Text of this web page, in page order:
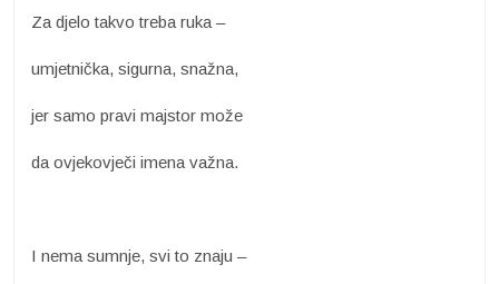
Za djelo takvo treba ruka –
umjetnička, sigurna, snažna,
jer samo pravi majstor može
da ovjekovječi imena važna.
I nema sumnje, svi to znaju –